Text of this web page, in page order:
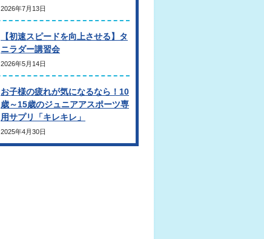
2026年7月13日
【初速スピードを向上させる】タ
ニラダー講習会
2026年5月14日
お子様の疲れが気になるなら！10
歳～15歳のジュニアアスポーツ専
用サプリ「キレキレ」
2025年4月30日